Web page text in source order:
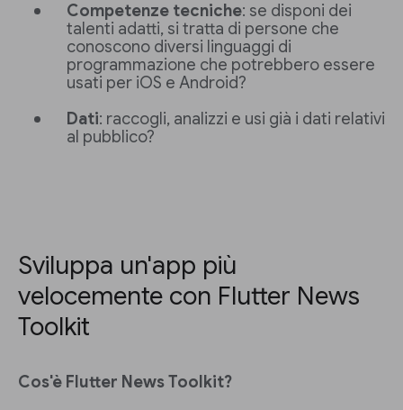
Competenze tecniche: se disponi dei
talenti adatti, si tratta di persone che
conoscono diversi linguaggi di
programmazione che potrebbero essere
usati per iOS e Android?
Dati: raccogli, analizzi e usi già i dati relativi
al pubblico?
Sviluppa un'app più
velocemente con Flutter News
Toolkit
Cos'è Flutter News Toolkit?